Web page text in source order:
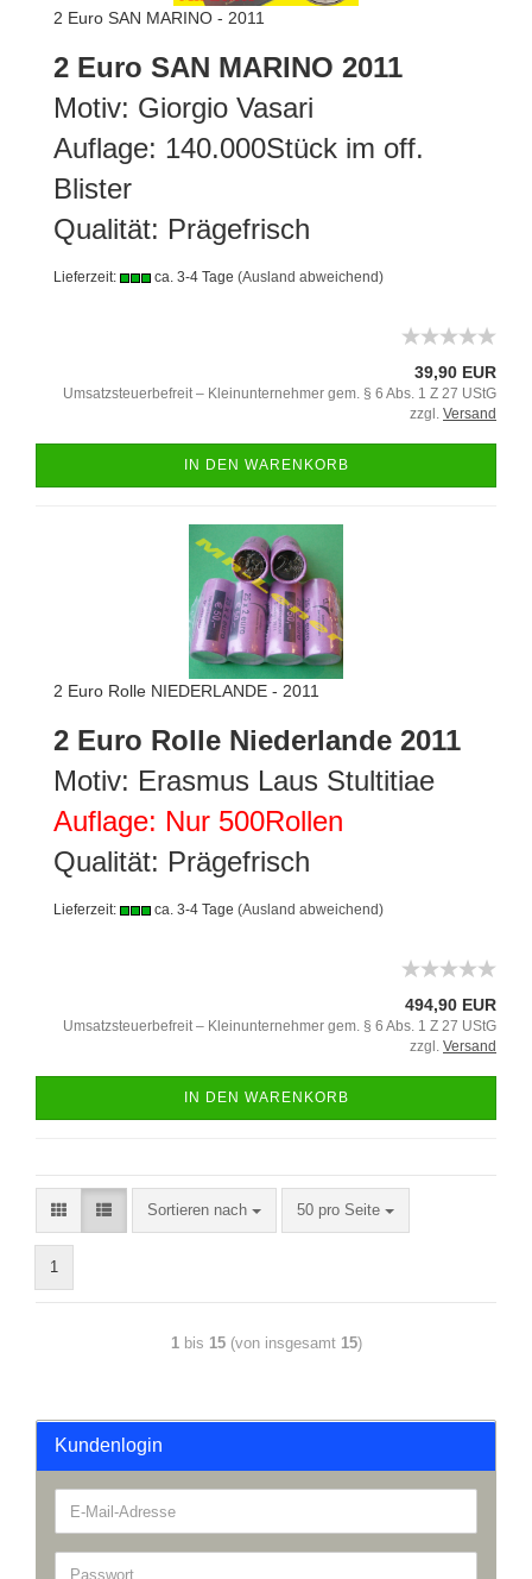
2 Euro SAN MARINO - 2011
2 Euro SAN MARINO 2011
Motiv: Giorgio Vasari
Auflage: 140.000Stück im off.
Blister
Qualität: Prägefrisch
Lieferzeit: ca. 3-4 Tage (Ausland abweichend)
39,90 EUR
Umsatzsteuerbefreit – Kleinunternehmer gem. § 6 Abs. 1 Z 27 UStG
zzgl. Versand
IN DEN WARENKORB
2 Euro Rolle NIEDERLANDE - 2011
2 Euro Rolle Niederlande 2011
Motiv: Erasmus Laus Stultitiae
Auflage: Nur 500Rollen
Qualität: Prägefrisch
Lieferzeit: ca. 3-4 Tage (Ausland abweichend)
494,90 EUR
Umsatzsteuerbefreit – Kleinunternehmer gem. § 6 Abs. 1 Z 27 UStG
zzgl. Versand
IN DEN WARENKORB
Sortieren nach 50 pro Seite
1
1bis 15(von insgesamt 15)
Kundenlogin